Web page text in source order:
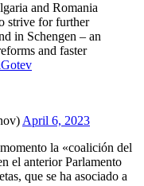
and Romania
strive for further
in Schengen – an
and faster
April 6, 2023
la «coalición del
el anterior Parlamento
que se ha asociado a